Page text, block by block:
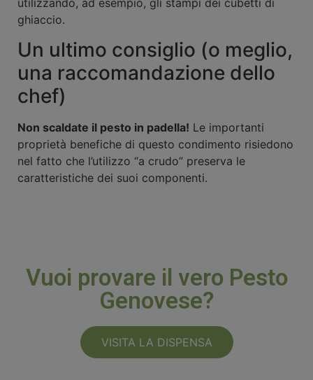
utilizzando, ad esempio, gli stampi dei cubetti di
ghiaccio.
Un ultimo consiglio (o meglio,
una raccomandazione dello
chef)
Non scaldate il pesto in padella! Le importanti
proprietà benefiche di questo condimento risiedono
nel fatto che l’utilizzo “a crudo” preserva le
caratteristiche dei suoi componenti.
Vuoi provare il vero Pesto
Genovese?
VISITA LA DISPENSA